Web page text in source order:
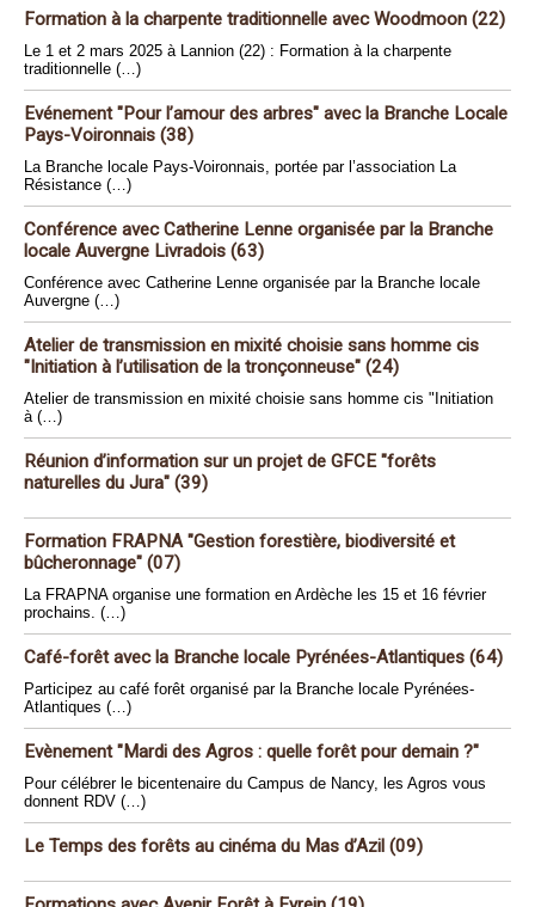
Formation à la charpente traditionnelle avec Woodmoon (22)
Le 1 et 2 mars 2025 à Lannion (22) : Formation à la charpente
traditionnelle (…)
Evénement "Pour l’amour des arbres" avec la Branche Locale
Pays-Voironnais (38)
La Branche locale Pays-Voironnais, portée par l’association La
Résistance (…)
Conférence avec Catherine Lenne organisée par la Branche
locale Auvergne Livradois (63)
Conférence avec Catherine Lenne organisée par la Branche locale
Auvergne (…)
Atelier de transmission en mixité choisie sans homme cis
"Initiation à l’utilisation de la tronçonneuse" (24)
Atelier de transmission en mixité choisie sans homme cis "Initiation
à (…)
Réunion d’information sur un projet de GFCE "forêts
naturelles du Jura" (39)
Formation FRAPNA "Gestion forestière, biodiversité et
bûcheronnage" (07)
La FRAPNA organise une formation en Ardèche les 15 et 16 février
prochains. (…)
Café-forêt avec la Branche locale Pyrénées-Atlantiques (64)
Participez au café forêt organisé par la Branche locale Pyrénées-
Atlantiques (…)
Evènement "Mardi des Agros : quelle forêt pour demain ?"
Pour célébrer le bicentenaire du Campus de Nancy, les Agros vous
donnent RDV (…)
Le Temps des forêts au cinéma du Mas d’Azil (09)